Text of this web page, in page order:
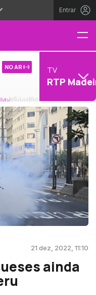
Entrar
NO AR TV
RTP
21 dez, 2022, 11:10
ainda